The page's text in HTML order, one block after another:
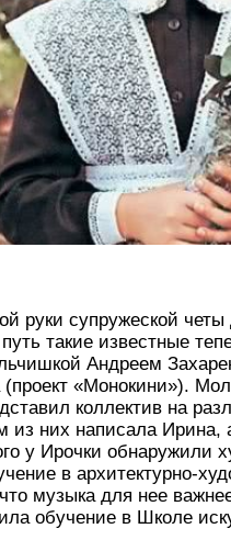
руки супружеской
такие известные
Андреем
(проект «Монокини»).
коллектив на
из них написала
у Ирочки обнаружили
в архитектурно-
музыка для нее
обучение в Школе